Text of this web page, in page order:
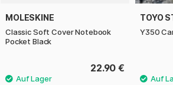
MOLESKINE
Classic Soft Cover Notebook
Pocket Black
22.90 €
TOYO
Y350